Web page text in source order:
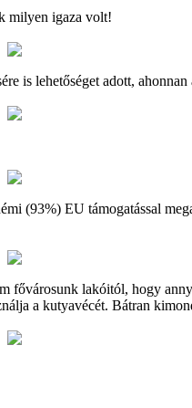
milyen igaza volt!
is lehetőséget adott,
(93%) EU támogatással
lakóitól, hogy
a kutyavécét. Bátran